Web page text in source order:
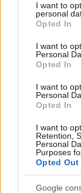
not limited to
grant or deny
use your data
consent section.
I want to
personal
Opted In
I want to
Personal
Opted In
I want to
Personal
Opted In
I want to
Retention,
Personal
Purposes
Opted Out
Google
F
a
ce
b
o
o
k
T
w
it
te
r